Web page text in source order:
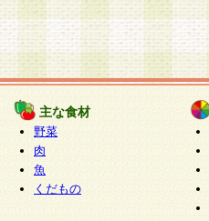
主な食材
野菜
肉
魚
くだもの